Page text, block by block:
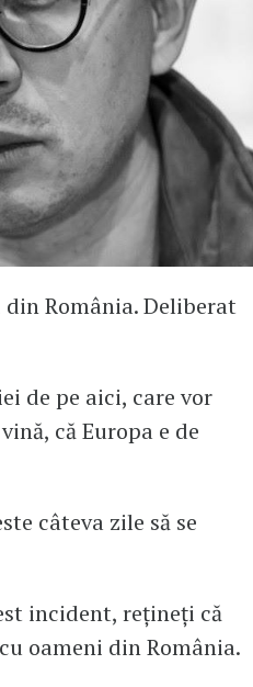
România. Deliberat
de pe aici, care vor
că Europa e de
câteva zile să se
incident, rețineți că
oameni din România.